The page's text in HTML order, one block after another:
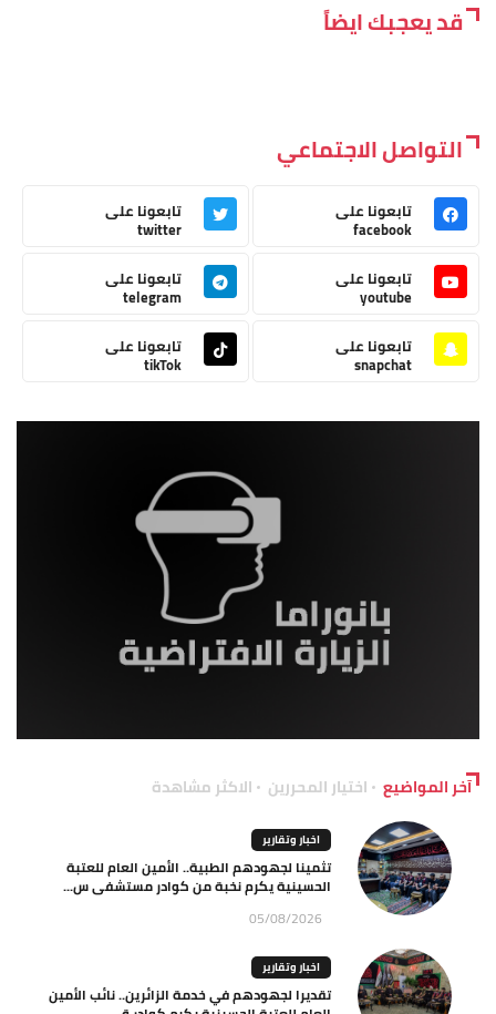
قد يعجبك ايضاً
التواصل الاجتماعي
تابعونا على
facebook
تابعونا على
twitter
تابعونا على
youtube
تابعونا على
telegram
تابعونا على
snapchat
تابعونا على
tikTok
آخر المواضيع اختيار المحررين الاكثر مشاهدة
اخبار وتقارير
تثمينا لجهودهم الطبية.. الأمين العام للعتبة
الحسينية يكرم نخبة من كوادر مستشفى س...
05/08/2026
اخبار وتقارير
تقديرا لجهودهم في خدمة الزائرين.. نائب الأمين